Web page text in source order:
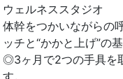
ウェルネススタジオ
体幹をつかいながらの
ッチと“かかと上げ”の
◎3ヶ月で2つの手具を
す。